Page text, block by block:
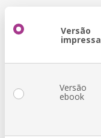
Versão
impressa
Versão
ebook